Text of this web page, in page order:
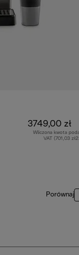
3749,00 zł
Wliczona kwota
VAT (701,03
Porównaj